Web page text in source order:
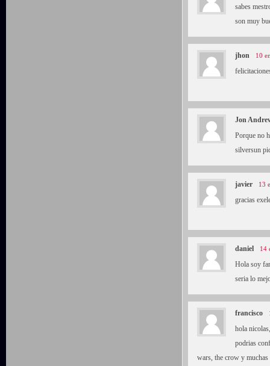
sabes
son muy
jhon 10
Jon
Porque no
silversun
javier 13
gracias
daniel 14
Hola soy
seria lo
francisco
hola
podrias
wars, the crow y